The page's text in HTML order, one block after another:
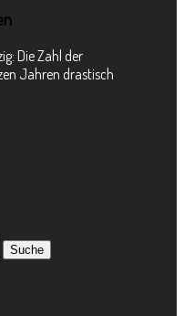
Die Zahl der
Jahren drastisch